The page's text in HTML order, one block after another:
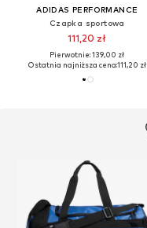
ADIDAS PERFORMANCE
Czapka sportowa
111,20 zł
Pierwotnie: 139,00 zł
Ostatnia najniższa cena:111,20 zł